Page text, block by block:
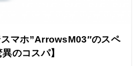
マホ”ArrowsM03″のスペ
のコスパ】